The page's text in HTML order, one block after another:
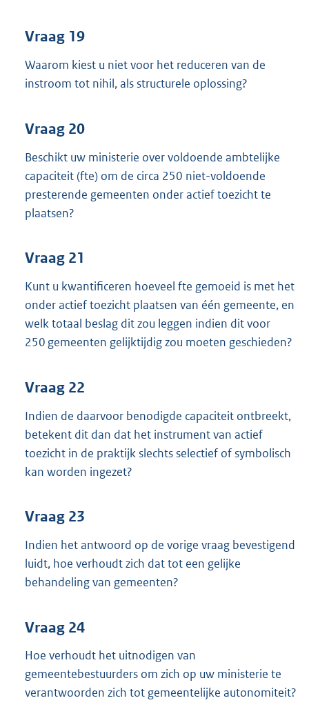
Vraag 19
Waarom kiest u niet voor het reduceren van de
instroom tot nihil, als structurele oplossing?
Vraag 20
Beschikt uw ministerie over voldoende ambtelijke
capaciteit (fte) om de circa 250 niet-voldoende
presterende gemeenten onder actief toezicht te
plaatsen?
Vraag 21
Kunt u kwantificeren hoeveel fte gemoeid is met het
onder actief toezicht plaatsen van één gemeente, en
welk totaal beslag dit zou leggen indien dit voor
250 gemeenten gelijktijdig zou moeten geschieden?
Vraag 22
Indien de daarvoor benodigde capaciteit ontbreekt,
betekent dit dan dat het instrument van actief
toezicht in de praktijk slechts selectief of symbolisch
kan worden ingezet?
Vraag 23
Indien het antwoord op de vorige vraag bevestigend
luidt, hoe verhoudt zich dat tot een gelijke
behandeling van gemeenten?
Vraag 24
Hoe verhoudt het uitnodigen van
gemeentebestuurders om zich op uw ministerie te
verantwoorden zich tot gemeentelijke autonomiteit?